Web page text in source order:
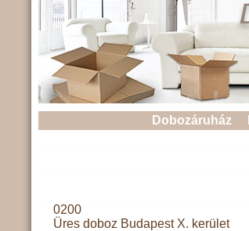
Dobozáruház
0200
Üres doboz Budapest X. kerület